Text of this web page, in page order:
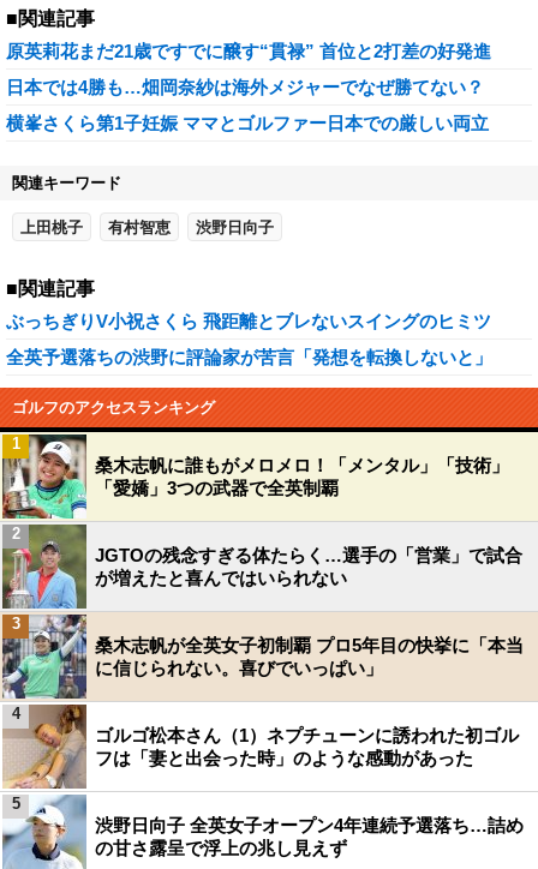
■関連記事
原英莉花まだ21歳ですでに醸す“貫禄” 首位と2打差の好発進
日本では4勝も…畑岡奈紗は海外メジャーでなぜ勝てない？
横峯さくら第1子妊娠 ママとゴルファー日本での厳しい両立
関連キーワード
上田桃子 有村智恵 渋野日向子
■関連記事
ぶっちぎりV小祝さくら 飛距離とブレないスイングのヒミツ
全英予選落ちの渋野に評論家が苦言「発想を転換しないと」
ゴルフのアクセスランキング
桑木志帆に誰もがメロメロ！「メンタル」「技術」
「愛嬌」3つの武器で全英制覇
1
JGTOの残念すぎる体たらく…選手の「営業」で試合
が増えたと喜んではいられない
2
桑木志帆が全英女子初制覇 プロ5年目の快挙に「本当
に信じられない。喜びでいっぱい」
3
ゴルゴ松本さん（1）ネプチューンに誘われた初ゴル
フは「妻と出会った時」のような感動があった
4
渋野日向子 全英女子オープン4年連続予選落ち…詰め
の甘さ露呈で浮上の兆し見えず
5